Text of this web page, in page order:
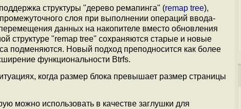
структуры "дерево ремапинга" (remap tree),
слоя при выполнении операций ввода-
данных на накопителе вместо обновления
структуре "remap tree" сохраняются старые и новые
подменяются. Новый подход преподносится как более
функциональности Btrfs.
когда размер блока превышает размер страницы
можно использовать в качестве заглушки для